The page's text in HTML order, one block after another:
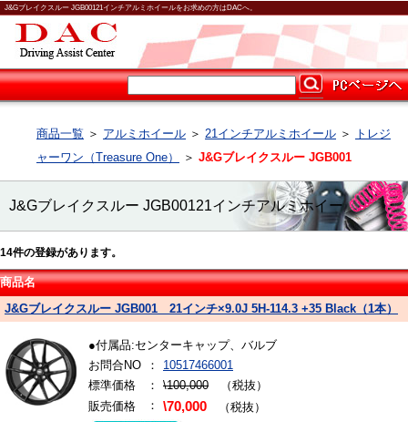
J&Gブレイクスルー JGB00121インチアルミホイールをお求めの方はDACへ。
商品一覧 ＞ アルミホイール ＞ 21インチアルミホイール ＞
トレジ
ャーワン（Treasure One）
＞ J&Gブレイクスルー JGB001
J&Gブレイクスルー JGB00121インチアルミホイー
ル
14件の登録があります。
商品名
J&Gブレイクスルー JGB001 21インチ×9.0J 5H-114.3 +35 Black（1本）
●付属品:センターキャップ、バルブ
お問合NO
：
10517466001
標準価格
： \100,000 （税抜）
販売価格
： \70,000 （税抜）